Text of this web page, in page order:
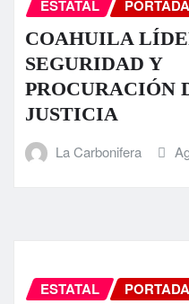
ESTATAL PORTADA
COAHUILA
SEGURIDAD Y
PROCURACIÓN
JUSTICIA
La Carbonifera
ESTATAL PORTADA